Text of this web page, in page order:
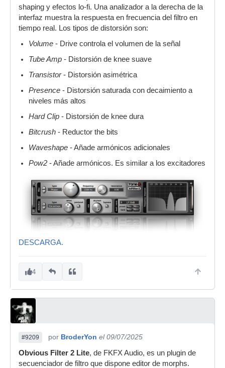
shaping y efectos lo-fi. Una analizador a la derecha de la
interfaz muestra la respuesta en frecuencia del filtro en
tiempo real. Los tipos de distorsión son:
Volume - Drive controla el volumen de la señal
Tube Amp - Distorsión de knee suave
Transistor- Distorsión asimétrica
Presence - Distorsión saturada con decaimiento a
niveles más altos
Hard Clip - Distorsión de knee dura
Bitcrush - Reductor the bits
Waveshape - Añade armónicos adicionales
Pow2 - Añade armónicos. Es similar a los excitadores
DESCARGA.
4
#9209 por BroderYon el 09/07/2025
Obvious Filter 2 Lite, de FKFX Audio, es un plugin de
secuenciador de filtro que dispone editor de morphs.